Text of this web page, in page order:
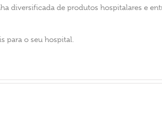
diversificada de produtos hospitalares e
para o seu hospital.